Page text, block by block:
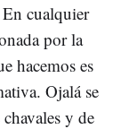
cualquier
por la
hacemos es
Ojalá se
y de